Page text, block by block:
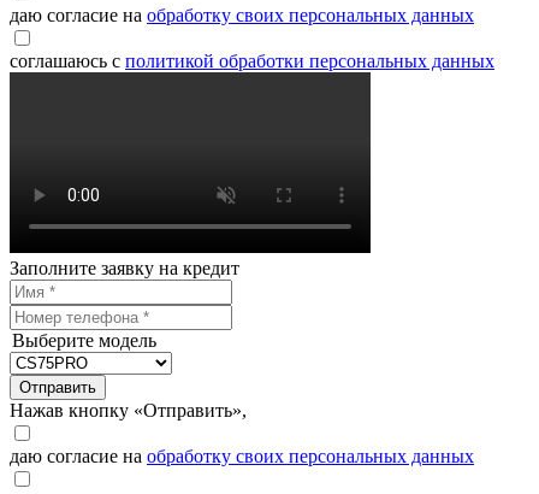
даю согласие на обработку своих персональных данных
соглашаюсь с политикой обработки персональных данных
Заполните заявку на кредит
Выберите модель
Отправить
Нажав кнопку «Отправить»,
даю согласие на обработку своих персональных данных